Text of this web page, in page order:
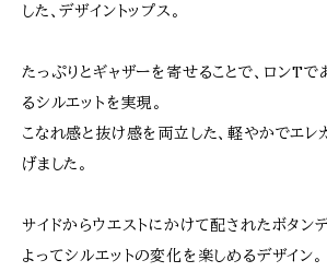
した、デザイントップス。
たっぷりとギャザーを寄せることで、ロンTで
るシルエットを実現。
こなれ感と抜け感を両立した、軽やかでエレ
げました。
サイドからウエストにかけて配されたボタン
よってシルエットの変化を楽しめるデザイン。